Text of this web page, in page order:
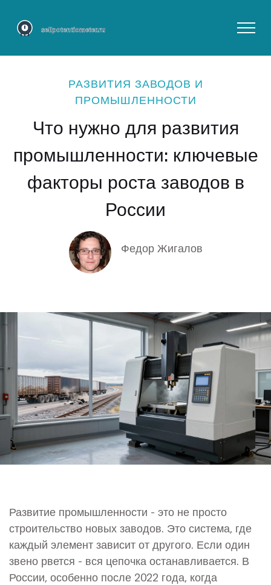
РАЗВИТИЯ ЗАВОДОВ И
ПРОМЫШЛЕННОСТИ
Что нужно для развития
промышленности: ключевые
факторы роста заводов в
России
Федор Жигалов
Развитие промышленности - это не просто
строительство новых заводов. Это система, где
каждый элемент зависит от другого. Если один
звено рвется - вся цепочка останавливается. В
России, особенно после 2022 года, когда